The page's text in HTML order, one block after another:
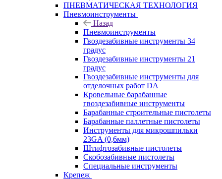
ПНЕВМАТИЧЕСКАЯ ТЕХНОЛОГИЯ
Пневмоинструменты
Назад
Пневмоинструменты
Гвоздезабивные инструменты 34
градус
Гвоздезабивные инструменты 21
градус
Гвоздезабивные инструменты для
отделочных работ DA
Кровельные барабанные
гвоздезабивные инструменты
Барабанные строительные пистолеты
Барабанные паллетные пистолеты
Инструменты для микрошпильки
23GA (0,6мм)
Штифтозабивные пистолеты
Скобозабивные пистолеты
Специальные инструменты
Крепеж